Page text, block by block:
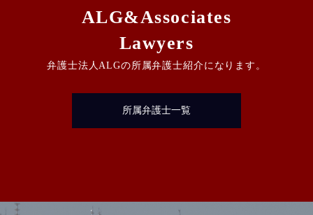
ALG&Associates
Lawyers
弁護士法人ALGの所属弁護士紹介になります。
所属弁護士一覧